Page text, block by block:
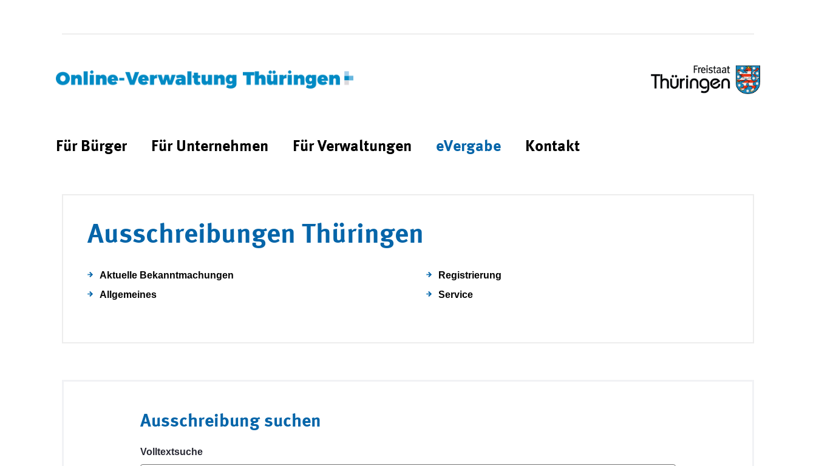
Für Bürger Für Unternehmen Für Verwaltungen eVergabe Kontakt
Ausschreibungen Thüringen
Aktuelle Bekanntmachungen
Allgemeines
Registrierung
Service
Ausschreibung suchen
Volltextsuche